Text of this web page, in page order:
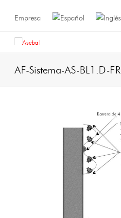
Empresa
AF-Sistema-AS-BL1.D-FR